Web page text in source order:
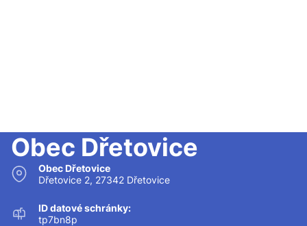
Obec Dřetovice
Obec Dřetovice
Dřetovice 2, 27342 Dřetovice
ID datové schránky:
tp7bn8p